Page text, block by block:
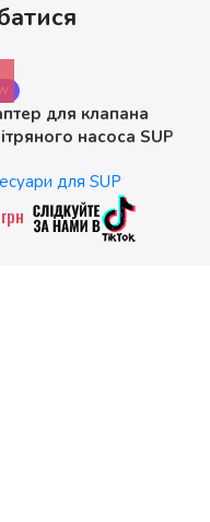
для клапана
насоса SUP
для SUP
грн